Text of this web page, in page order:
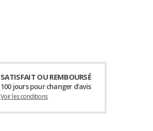
SATISFAIT OU REMBOURSÉ
100 jours pour changer d’avis
Voir les conditions